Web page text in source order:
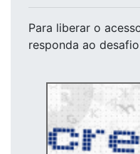
Para liberar o
responda ao